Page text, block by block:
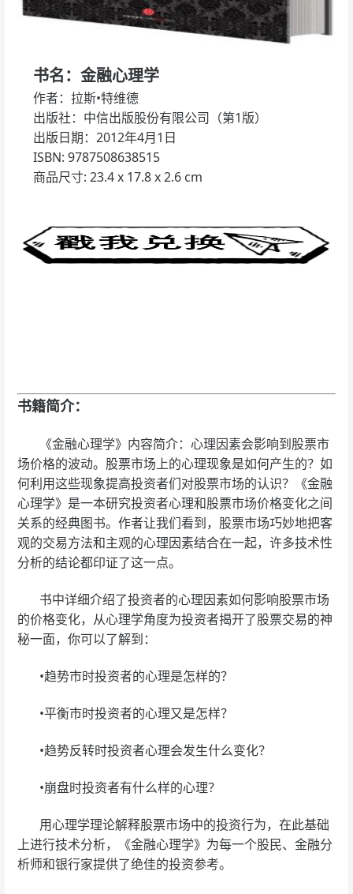
书名：金融心理学
作者：拉斯•特维德
出版社：中信出版股份有限公司（第1版）
出版日期：2012年4月1日
ISBN: 9787508638515
商品尺寸: 23.4 x 17.8 x 2.6 cm
书籍简介：
《金融心理学》内容简介：心理因素会影响到股票市
场价格的波动。股票市场上的心理现象是如何产生的？如
何利用这些现象提高投资者们对股票市场的认识？《金融
心理学》是一本研究投资者心理和股票市场价格变化之间
关系的经典图书。作者让我们看到，股票市场巧妙地把客
观的交易方法和主观的心理因素结合在一起，许多技术性
分析的结论都印证了这一点。
书中详细介绍了投资者的心理因素如何影响股票市场
的价格变化，从心理学角度为投资者揭开了股票交易的神
秘一面，你可以了解到：
•趋势市时投资者的心理是怎样的？
•平衡市时投资者的心理又是怎样？
•趋势反转时投资者心理会发生什么变化？
•崩盘时投资者有什么样的心理？
用心理学理论解释股票市场中的投资行为，在此基础
上进行技术分析，《金融心理学》为每一个股民、金融分
析师和银行家提供了绝佳的投资参考。